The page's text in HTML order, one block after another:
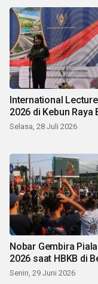
International
2026 di Kebun Raya
Selasa, 28 Juli 2026
Nobar Gembira
2026 saat HBKB di
Senin, 29 Juni 2026